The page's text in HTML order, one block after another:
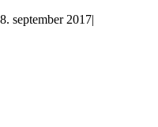
september 2017|